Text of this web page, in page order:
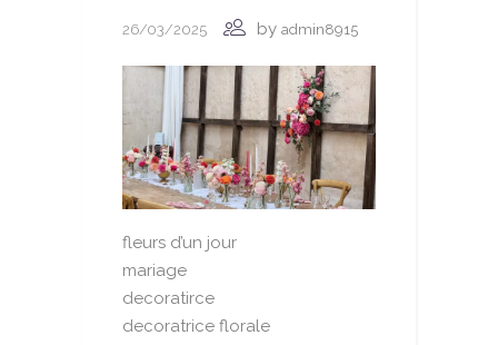
26/03/2025 by admin8915
fleurs d’un jour
mariage
decoratirce
decoratrice florale